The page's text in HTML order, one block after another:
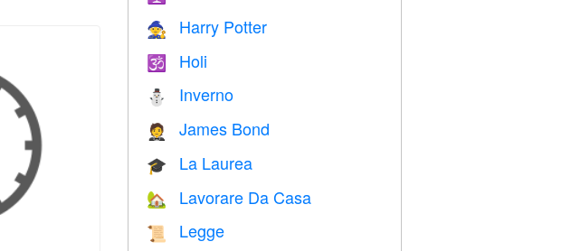
🧙 Harry Potter
🕉 Holi
⛄ Inverno
🤵 James Bond
🎓 La Laurea
🏡 Lavorare Da Casa
📜 Legge